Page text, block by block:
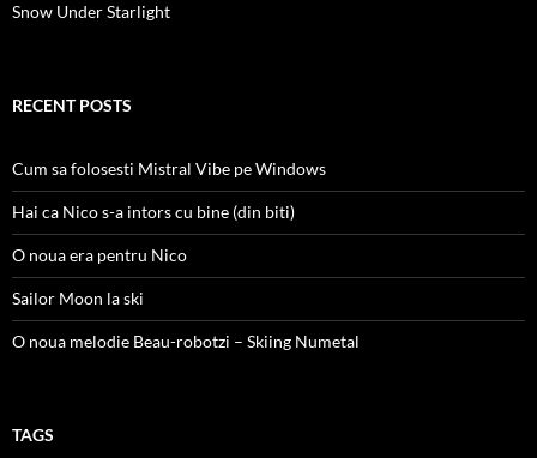
Snow Under Starlight
RECENT POSTS
Cum sa folosesti Mistral Vibe pe Windows
Hai ca Nico s-a intors cu bine (din biti)
O noua era pentru Nico
Sailor Moon la ski
O noua melodie Beau-robotzi – Skiing Numetal
TAGS